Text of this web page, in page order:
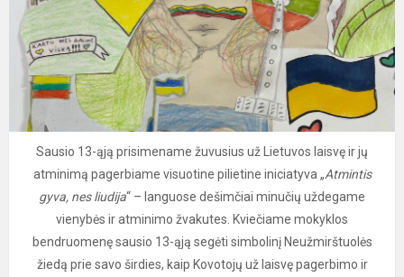
Sausio 13-ąją prisimename žuvusius už Lietuvos laisvę ir jų
atminimą pagerbiame visuotine pilietine iniciatyva „Atmintis
gyva, nes liudija“ – languose dešimčiai minučių uždegame
vienybės ir atminimo žvakutes. Kviečiame mokyklos
bendruomenę sausio 13-ąją segėti simbolinį Neužmirštuolės
žiedą prie savo širdies, kaip Kovotojų už laisvę pagerbimo ir